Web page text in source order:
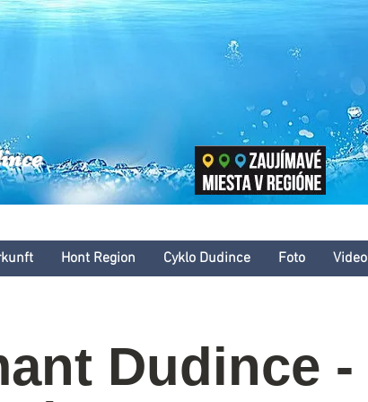
leto
Hont Region Cyklo Dudince Foto Video
Dudince -